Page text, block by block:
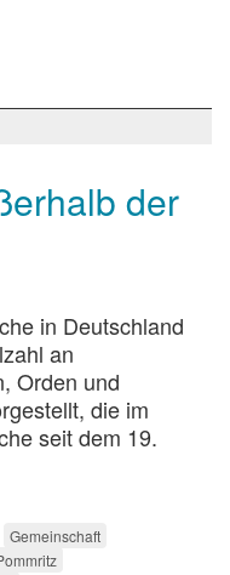
der
in Deutschland
an
Orden und
die im
seit dem 19.
Gemeinschaft